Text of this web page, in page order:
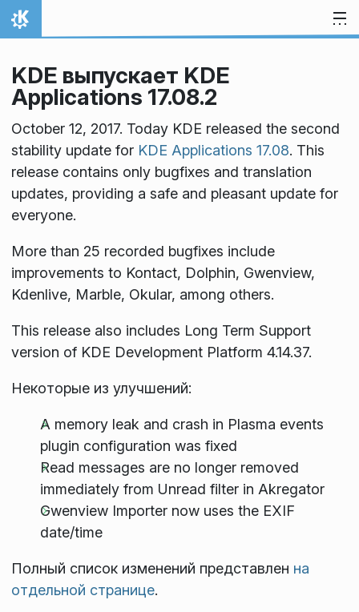
Перейти к содержимому
На главную
KDE выпускает KDE
Applications 17.08.2
October 12, 2017. Today KDE released the second
stability update for KDE Applications 17.08. This
release contains only bugfixes and translation
updates, providing a safe and pleasant update for
everyone.
More than 25 recorded bugfixes include
improvements to Kontact, Dolphin, Gwenview,
Kdenlive, Marble, Okular, among others.
This release also includes Long Term Support
version of KDE Development Platform 4.14.37.
Некоторые из улучшений:
A memory leak and crash in Plasma events
plugin configuration was fixed
Read messages are no longer removed
immediately from Unread filter in Akregator
Gwenview Importer now uses the EXIF
date/time
Полный список изменений представлен на
отдельной странице.